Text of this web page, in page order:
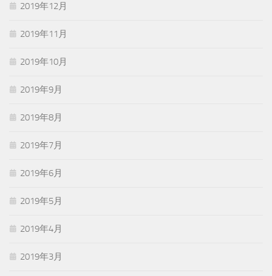
2019年12月
2019年11月
2019年10月
2019年9月
2019年8月
2019年7月
2019年6月
2019年5月
2019年4月
2019年3月